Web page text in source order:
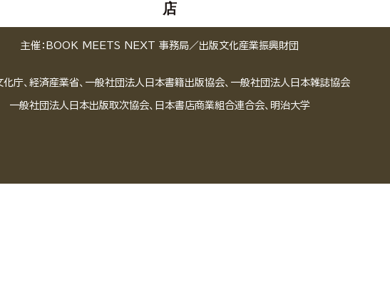
店
主催：BOOK MEETS NEXT 事務局／ 出版文化産業振興財団
化庁、経済産業省、一般社団法人日本書籍出版協会、一般社団法人日本雑誌協会
一般社団法人日本出版取次協会、日本書店商業組合連合会、明治大学